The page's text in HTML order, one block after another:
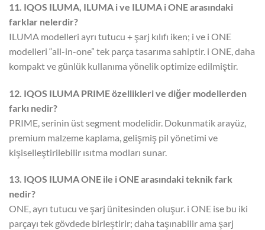
11. IQOS ILUMA, ILUMA i ve ILUMA i ONE arasındaki
farklar nelerdir?
ILUMA modelleri ayrı tutucu + şarj kılıfı iken; i ve i ONE
modelleri “all-in-one” tek parça tasarıma sahiptir. i ONE, daha
kompakt ve günlük kullanıma yönelik optimize edilmiştir.
12. IQOS ILUMA PRIME özellikleri ve diğer modellerden
farkı nedir?
PRIME, serinin üst segment modelidir. Dokunmatik arayüz,
premium malzeme kaplama, gelişmiş pil yönetimi ve
kişiselleştirilebilir ısıtma modları sunar.
13. IQOS ILUMA ONE ile i ONE arasındaki teknik fark
nedir?
ONE, ayrı tutucu ve şarj ünitesinden oluşur. i ONE ise bu iki
parçayı tek gövdede birleştirir; daha taşınabilir ama şarj